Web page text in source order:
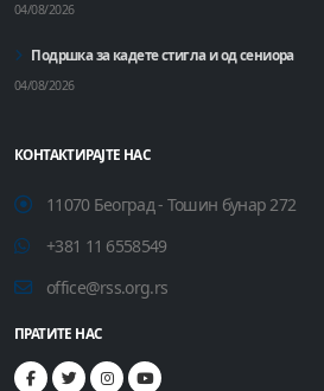
04/08/2026
Подршка за кадете стигла и од сениора
04/08/2026
КОНТАКТИРАЈТЕ НАС
11070 Београд - Тошин бунар 272
+381 11 6558549
office@rss.org.rs
ПРАТИТЕ НАС